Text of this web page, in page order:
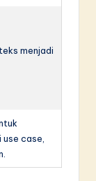
menjadi
case,